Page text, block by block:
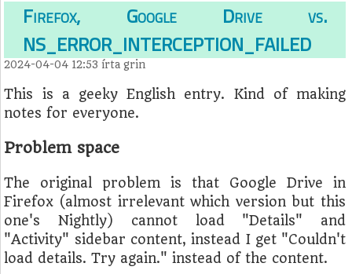
Firefox, Google Drive vs.
NS_ERROR_INTERCEPTION_FAILED
2024-04-04 12:53 írtagrin
This is a geeky English entry. Kind of making
notes for everyone.
Problem space
The original problem is that Google Drive in
Firefox (almost irrelevant which version but this
one's Nightly) cannot load "Details" and
"Activity" sidebar content, instead I get "Couldn't
load details. Try again." instead of the content.